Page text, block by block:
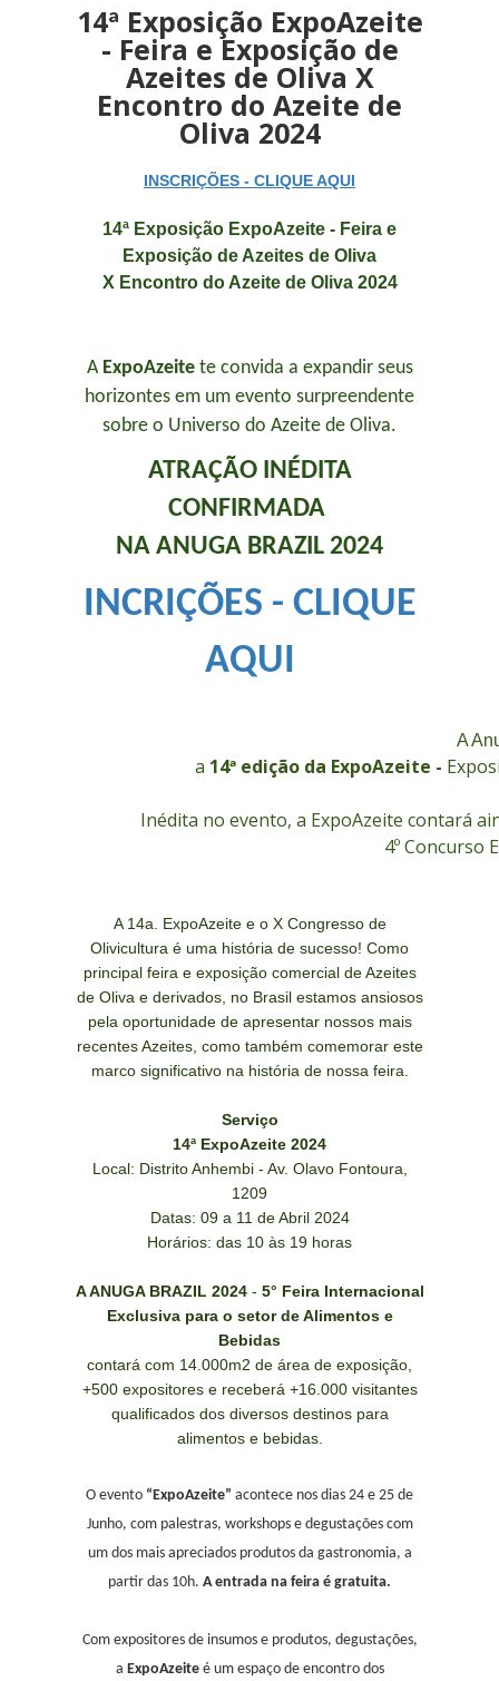
14ª Exposição ExpoAzeite
- Feira e Exposição de
Azeites de Oliva X
Encontro do Azeite de
Oliva 2024
INSCRIÇÕES - CLIQUE AQUI
14ª Exposição ExpoAzeite - Feira e
Exposição de Azeites de Oliva
X Encontro do Azeite de Oliva 2024
A ExpoAzeitete convida a expandir seus
horizontes em um evento surpreendente
sobre o Universo do Azeite de Oliva.
ATRAÇÃO INÉDITA
CONFIRMADA
NA ANUGA BRAZIL 2024
INCRIÇÕES - CLIQUE
AQUI
A
a 14ª edição da ExpoAzeite -
Inédita no evento, a ExpoAzeite contará
4º Concurso
A 14a. ExpoAzeite e o X Congresso de
Olivicultura é uma história de sucesso! Como
principal feira e exposição comercial de Azeites
de Oliva e derivados, no Brasil estamos ansiosos
pela oportunidade de apresentar nossos mais
recentes Azeites, como também comemorar este
marco significativo na história de nossa feira.
Serviço
14ª ExpoAzeite 2024
Local: Distrito Anhembi - Av. Olavo Fontoura,
1209
Datas: 09 a 11 de Abril 2024
Horários: das 10 às 19 horas
A ANUGA BRAZIL 2024- 5° Feira Internacional
Exclusiva para o setor de Alimentos e
Bebidas
contará com 14.000m2 de área de exposição,
+500 expositores e receberá +16.000 visitantes
qualificados dos diversos destinos para
alimentos e bebidas.
O evento “ExpoAzeite” acontece nos dias 24 e 25 de
Junho, com palestras, workshops e degustações com
um dos mais apreciados produtos da gastronomia, a
partir das 10h. A entrada na feira é gratuita.
Com expositores de insumos e produtos, degustações,
a ExpoAzeite é um espaço de encontro dos